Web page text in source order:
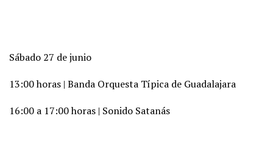
Sábado 27 de junio
13:00 horas | Banda Orquesta Típica de Guadalajara
16:00 a 17:00 horas | Sonido Satanás